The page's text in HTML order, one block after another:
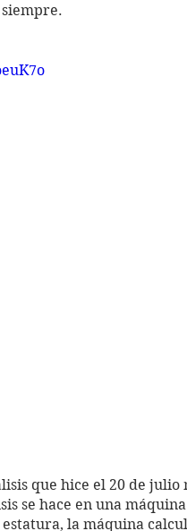
que hice el 20 de
se hace en una
la máquina